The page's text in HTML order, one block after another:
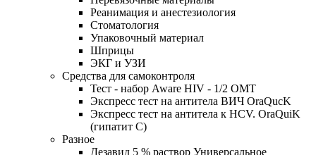
Реанимация и анестезиология
Стоматология
Упаковочный материал
Шприцы
ЭКГ и УЗИ
Средства для самоконтроля
Тест - набор Aware HIV - 1/2 ОМТ
Экспресс тест на антитела ВИЧ OraQuсK
Экспресс тест на антитела к HCV. OraQuiK
(гипатит С)
Разное
Дезавид 5 % раствор Универсальное